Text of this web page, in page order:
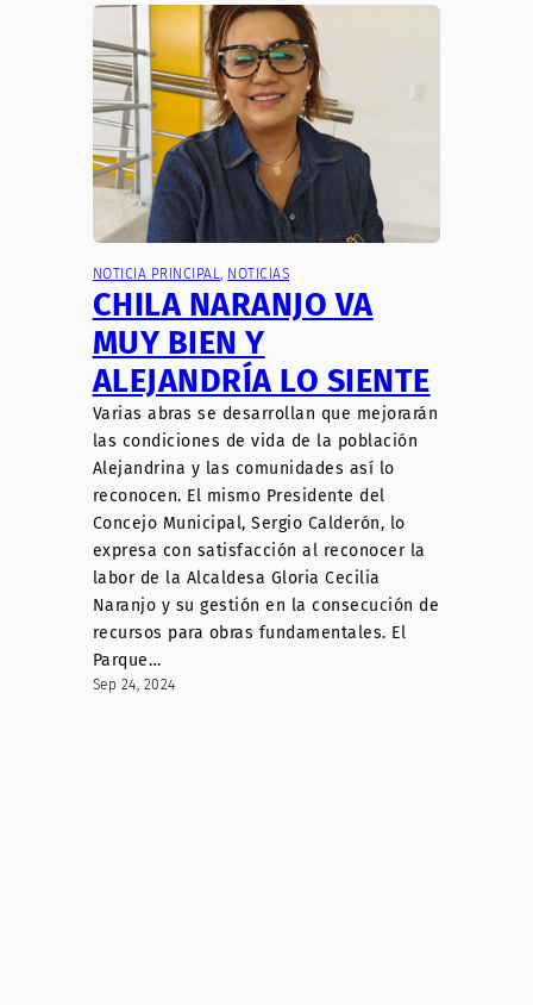
NOTICIA PRINCIPAL, NOTICIAS
CHILA NARANJO VA
MUY BIEN Y
ALEJANDRÍA LO SIENTE
Varias abras se desarrollan que mejorarán
las condiciones de vida de la población
Alejandrina y las comunidades así lo
reconocen. El mismo Presidente del
Concejo Municipal, Sergio Calderón, lo
expresa con satisfacción al reconocer la
labor de la Alcaldesa Gloria Cecilia
Naranjo y su gestión en la consecución de
recursos para obras fundamentales. El
Parque…
Sep 24, 2024